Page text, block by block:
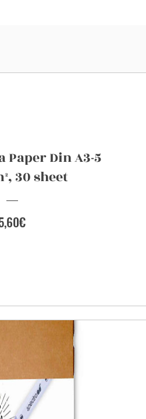
Paper Din A3-5
30 sheet
Preis